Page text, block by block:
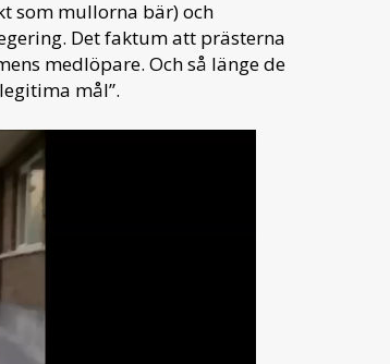
som mullorna bär) och
Det faktum att prästerna
medlöpare. Och så länge de
mål”.